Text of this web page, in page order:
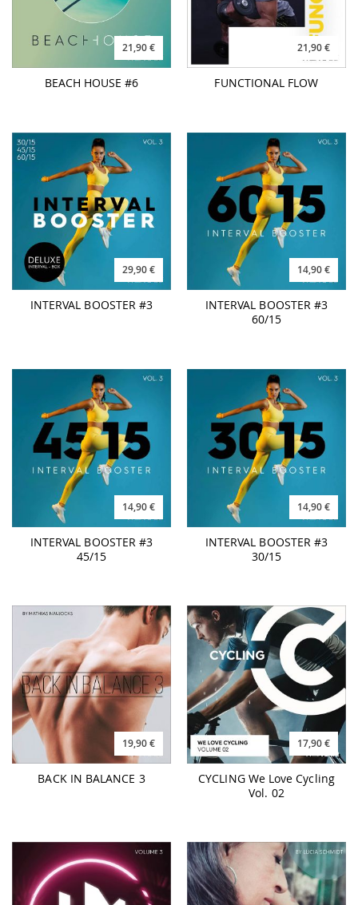
21,90 €
BEACH HOUSE #6
21,90 €
FUNCTIONAL FLOW
29,90 €
INTERVAL BOOSTER #3
14,90 €
INTERVAL BOOSTER #3
60/15
14,90 €
INTERVAL BOOSTER #3
45/15
14,90 €
INTERVAL BOOSTER #3
30/15
19,90 €
BACK IN BALANCE 3
17,90 €
CYCLING We Love Cycling
Vol. 02